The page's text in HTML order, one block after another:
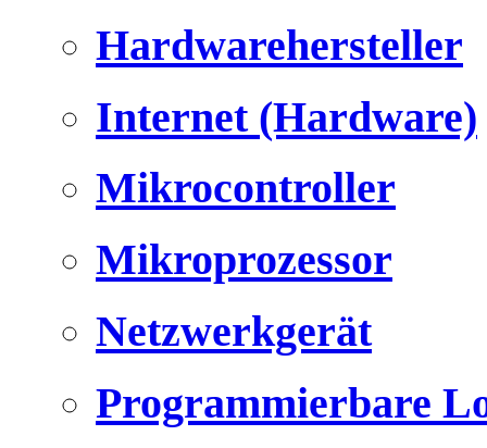
Hardwarehersteller
Internet (Hardware)
Mikrocontroller
Mikroprozessor
Netzwerkgerät
Programmierbare